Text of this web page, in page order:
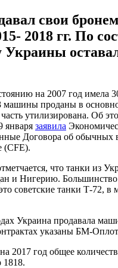
свои
2018 гг. По
Украины
на 2007 год имела
машины проданы в
утилизирована. Об
января заявила
Договора об
(CFE).
что танки из
и Нигерию.
советские танки Т-72, в
Украина продавала
указаны БМ-
2017 год общее
1818.